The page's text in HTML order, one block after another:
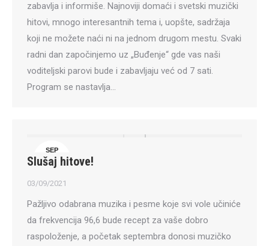
zabavlja i informiše. Najnoviji domaći i svetski muzički
hitovi, mnogo interesantnih tema i, uopšte, sadržaja
koji ne možete naći ni na jednom drugom mestu. Svaki
radni dan započinjemo uz „Buđenje“ gde vas naši
voditeljski parovi bude i zabavljaju već od 7 sati.
Program se nastavlja…
SEP
3
Slušaj hitove!
03/09/2021
Pažljivo odabrana muzika i pesme koje svi vole učiniće
da frekvencija 96,6 bude recept za vaše dobro
raspoloženje, a početak septembra donosi muzičko